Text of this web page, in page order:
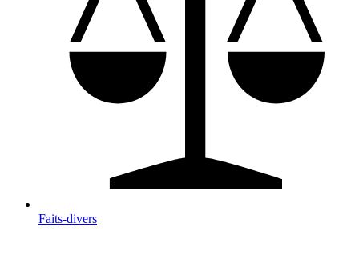
Faits-divers